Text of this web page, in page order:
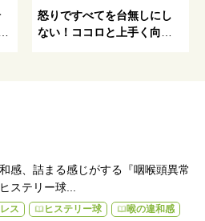
怒りですべてを台無しにし
ない！ココロと上手く向き
感、詰まる感じがする『咽喉頭異常
ステリー球...
ス ヒステリー球
喉の違和感